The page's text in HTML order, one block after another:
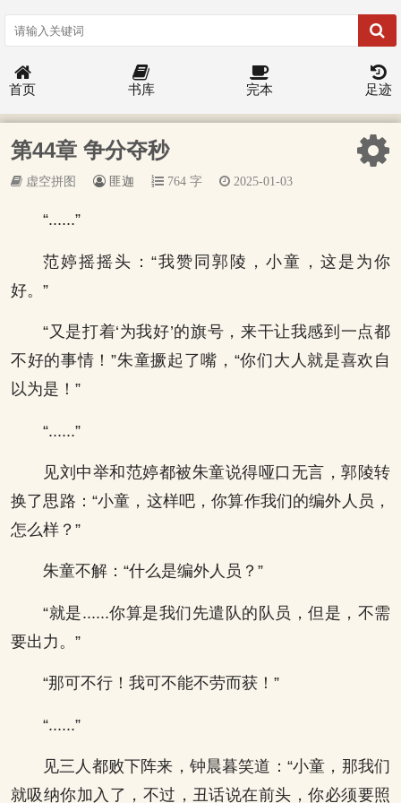
首页 书库 完本 足迹
第44章 争分夺秒
虚空拼图 匪迦 764 字 2025-01-03
“......”
范婷摇摇头：“我赞同郭陵，小童，这是为你
好。”
“又是打着‘为我好’的旗号，来干让我感到一点都
不好的事情！”朱童撅起了嘴，“你们大人就是喜欢自
以为是！”
“......”
见刘中举和范婷都被朱童说得哑口无言，郭陵转
换了思路：“小童，这样吧，你算作我们的编外人员，
怎么样？”
朱童不解：“什么是编外人员？”
“就是......你算是我们先遣队的队员，但是，不需
要出力。”
“那可不行！我可不能不劳而获！”
“......”
见三人都败下阵来，钟晨暮笑道：“小童，那我们
就吸纳你加入了，不过，丑话说在前头，你必须要照